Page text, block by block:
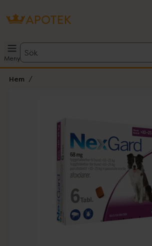
Meny
Sök
Hem